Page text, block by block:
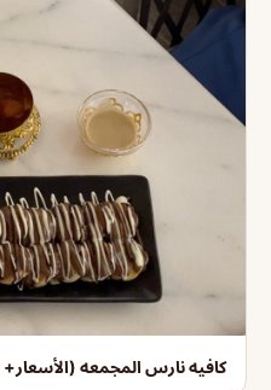
كافيه نارس المجمعه (الأسعار+